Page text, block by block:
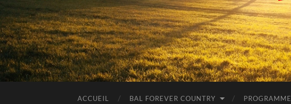
ACCUEIL BAL FOREVER COUNTRY PROGRAMME